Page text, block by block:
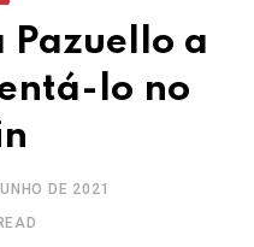
Pazuello a
lo no
DE 2021